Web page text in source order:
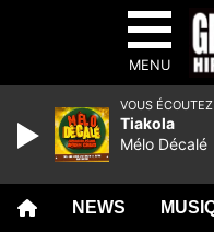
MENU
NEWS
VOUS
Tiakola
Mélo Décalé